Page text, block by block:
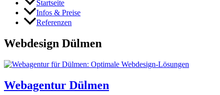
Startseite
Infos & Preise
Referenzen
Webdesign Dülmen
Webagentur Dülmen